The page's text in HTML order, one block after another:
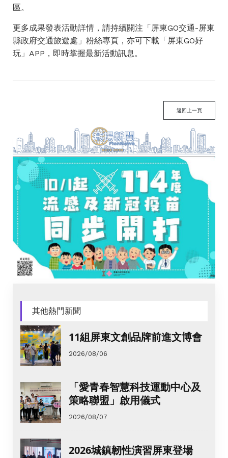
區。
更多成果發表活動詳情，請持續關注「屏東GO交通-屏東
縣政府交通旅遊處」粉絲專頁，亦可下載「屏東GO好
玩」APP，即時掌握最新活動訊息。
返回上一頁
其他熱門新聞
11組屏東文創品牌前進文博會
2026/08/06
「愛青春智慧科技運動中心及
策略聯盟」啟用儀式
2026/08/07
2026城鎮韌性演習屏東登場